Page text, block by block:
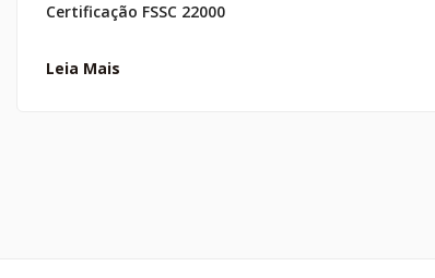
Certificação FSSC 22000
Leia Mais